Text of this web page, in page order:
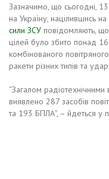
Зазначимо, що сьогодні,
на Україну, націлившись
сили ЗСУ повідомляють,
цілей було збито понад
комбінованого
ракети різних типів та
“Загалом
виявлено 287 засобів
та 193 БПЛА”, – йдеться у